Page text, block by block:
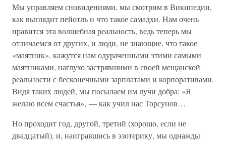
Мы управляем сновидениями, мы смотрим в Википедии,
как выглядит пейотль и что такое самадхи. Нам очень
нравится эта волшебная реальность, ведь теперь мы
отличаемся от других, и люди, не знающие, что такое
«маятник», кажутся нам одураченными этими самыми
маятниками, наглухо застрявшими в своей мещанской
реальности с бесконечными зарплатами и корпоративами.
Видя таких людей, мы посылаем им лучи добра: «Я
желаю всем счастья», — как учил нас Торсунов…
Но проходит год, другой, третий (хорошо, если не
двадцатый), и, наигравшись в эзотерику, мы однажды